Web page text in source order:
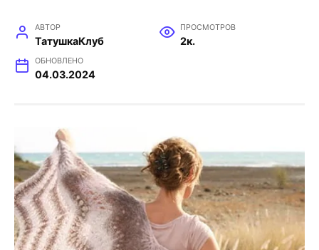
АВТОР
ТатушкаКлуб
ПРОСМОТРОВ
2к.
ОБНОВЛЕНО
04.03.2024